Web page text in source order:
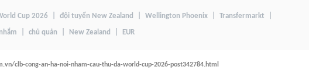
Cup 2026 đội tuyển New Zealand Wellington Phoenix Transfermarkt
nhắm chủ quản New Zealand EUR
clb-cong-an-ha-noi-nham-cau-thu-da-world-cup-2026-post342784.html